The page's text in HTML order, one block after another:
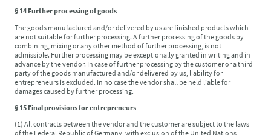
§ 14 Further processing of goods
The goods manufactured and/or delivered by us are finished products which
are not suitable for further processing. A further processing of the goods by
combining, mixing or any other method of further processing, is not
admissible. Further processing may be exceptionally granted in writing and in
advance by the vendor. In case of further processing by the customer or a third
party of the goods manufactured and/or delivered by us, liability for
entrepreneurs is excluded. In no case the vendor shall be held liable for
damages caused by further processing.
§ 15 Final provisions for entrepreneurs
(1) All contracts between the vendor and the customer are subject to the laws
of the Federal Republic of Germany, with exclusion of the United Nations